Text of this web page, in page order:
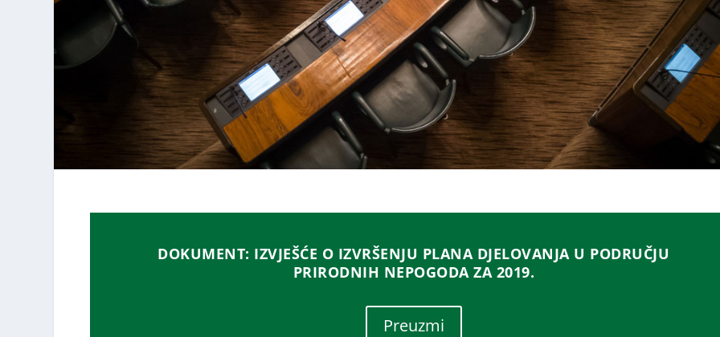
DOKUMENT: IZVJEŠĆE O IZVRŠENJU PLANA DJELOVANJA U PODRUČJU
PRIRODNIH NEPOGODA ZA 2019.
Preuzmi